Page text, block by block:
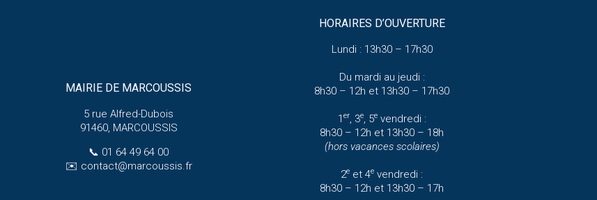
MAIRIE DE MARCOUSSIS
5 rue Alfred-Dubois
91460, MARCOUSSIS
📞 01 64 49 64 00
✉️ contact@marcoussis.fr
HORAIRES D’OUVERTURE
Lundi : 13h30 – 17h30
Du mardi au jeudi :
8h30 – 12h et 13h30 – 17h30
1 er, 3e, 5evendredi :
8h30 – 12h et 13h30 – 18h
(hors vacances scolaires)
2e et 4e vendredi :
8h30 – 12h et 13h30 – 17h